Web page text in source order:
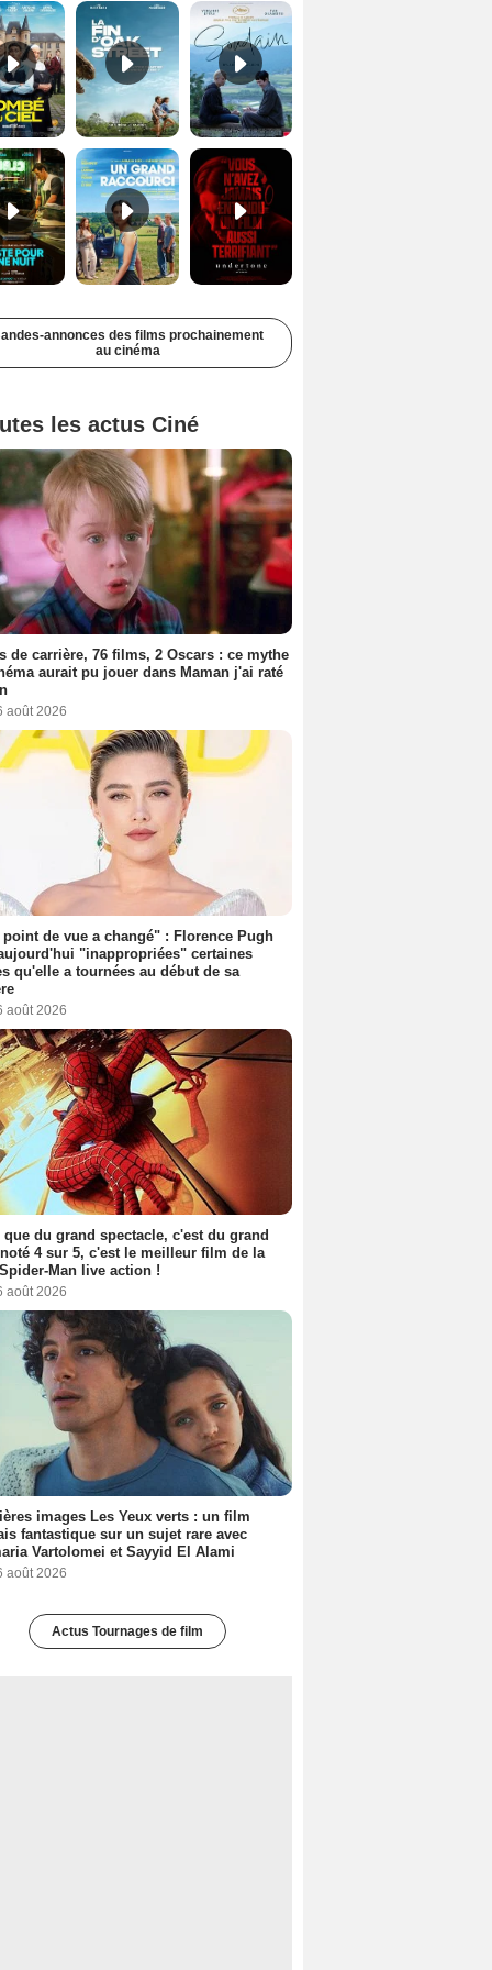
Juste pour une nuit Bande-annonce VO STFR Un grand raccourci Bande-annonce VF Undertone Bande-annonce VO STFR
annonces des films prochainement
au cinéma
les actus Ciné
de carrière, 76 films, 2 Oscars : ce mythe
aurait pu jouer dans Maman j'ai raté
août 2026
de vue a changé" : Florence Pugh
"inappropriées" certaines
qu'elle a tournées au début de sa
août 2026
du grand spectacle, c'est du grand
4 sur 5, c'est le meilleur film de la
Man live action !
août 2026
images Les Yeux verts : un film
fantastique sur un sujet rare avec
Vartolomei et Sayyid El Alami
août 2026
Actus Tournages de film